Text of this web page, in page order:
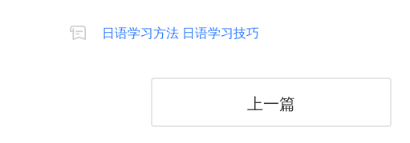
日语学习方法 日语学习技巧
上一篇